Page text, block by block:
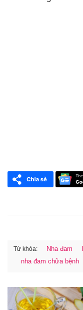
Từ khóa: Nha đam
nha đam chữa bệnh